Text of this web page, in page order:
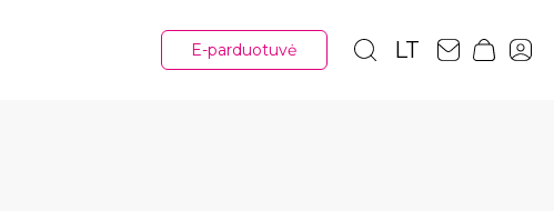
E-parduotuvė LT